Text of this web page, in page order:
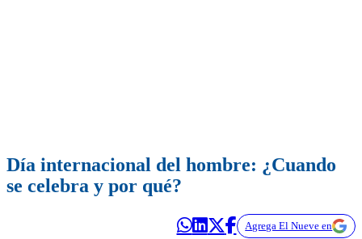
Día internacional del hombre: ¿Cuando
se celebra y por qué?
Agrega El Nueve en